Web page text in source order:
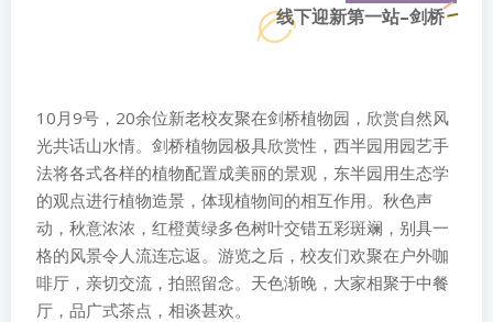
线下迎新第一站–剑桥
10月9号，20余位新老校友聚在剑桥植物园，欣赏自然风
光共话山水情。剑桥植物园极具欣赏性，西半园用园艺手
法将各式各样的植物配置成美丽的景观，东半园用生态学
的观点进行植物造景，体现植物间的相互作用。秋色声
动，秋意浓浓，红橙黄绿多色树叶交错五彩斑斓，别具一
格的风景令人流连忘返。游览之后，校友们欢聚在户外咖
啡厅，亲切交流，拍照留念。天色渐晚，大家相聚于中餐
厅，品广式茶点，相谈甚欢。